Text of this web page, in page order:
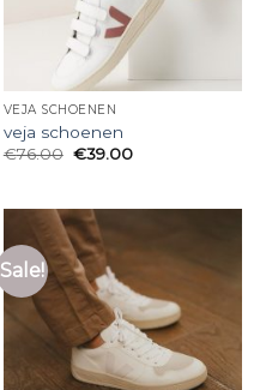
VEJA SCHOENEN
veja schoenen
€76.00 €39.00
Sale!